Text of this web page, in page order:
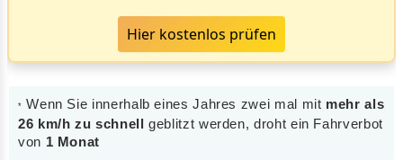
Hier kostenlos prüfen
* Wenn Sie innerhalb eines Jahres zwei mal mit mehr als
26 km/h zu schnell geblitzt werden, droht ein Fahrverbot
von 1 Monat